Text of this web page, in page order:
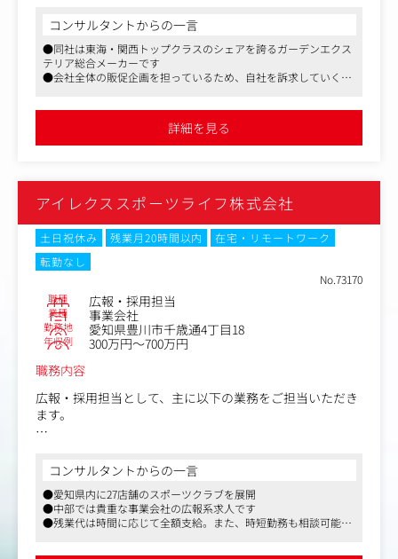
《業務一例》
・ホームページなどWeb媒体の企画・ディレクション
・カタログなどの販促に関わる制作物の企画・ディレクシ
ョン
・SNSアカウントの企画・運営 など
現状、同社のプロモーション施策の中心はカタログの制作
ですが、同ツールは、自社のブランディングツールという
大変重要な意味を持っており、その制作を通じてブランド
コンセプトづくりから携わることも可能です。
ご入社後は、管理職候補として、業務に取り組んでいただ
き、将来的には、販促企画部門を統括する人材になってい
ただくことを期待するポジションとなります。
進につながる施策を実行していただきたいと考えていま
す。
コンサルタントからの一言
●同社は東海・関西トップクラスのシェアを誇るガーデンエクス
テリア総合メーカーです
●会社全体の販促企画を担っているため、自社を訴求していくた
など手厚い福利厚生が魅力です詳細を見る
アイレクススポーツライフ株式会社
土日祝休み 残業月20時間以内
在宅・リモートワーク
転勤なし
No.73170
職種 広報・採用担当
業種 事業会社
勤務地 愛知県豊川市千歳通4丁目18
年収例
300万円～700万円
職務内容
広報・採用担当として、主に以下の業務をご担当いただき
ます。
・新卒／中途採用における一連の業務
・広報戦略の設計及び実行
・プレスリリースの企画及び作成
・メディアリレーションの構築及び強化
・社内報の作成、ディレクション など
コンサルタントからの一言
●愛知県内に27店舗のスポーツクラブを展開
●中部では貴重な事業会社の広報系求人です
●残業代は時間に応じて全額支給。また、時短勤務も相談可能で